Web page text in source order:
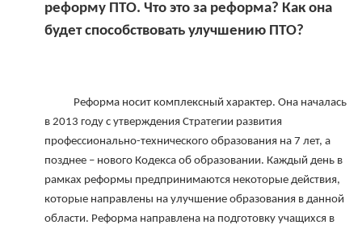
реформу ПТО. Что это за реформа? Как она
будет способствовать улучшению ПТО?
в 2013 году с утверждения Стратегии развития
профессионально-технического образования на 7 лет, а
позднее – нового Кодекса об образовании. Каждый день в
рамках реформы предпринимаются некоторые действия,
которые направлены на улучшение образования в данной
области. Реформа направлена на подготовку учащихся в